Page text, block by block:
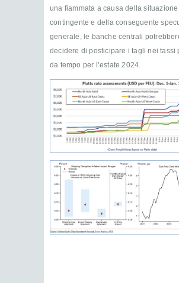
una fiammata a causa della situazione
contingente e della conseguente
generale, le banche centrali
decidere di posticipare i tagli nei tassi
da tempo per l’estate 2024.